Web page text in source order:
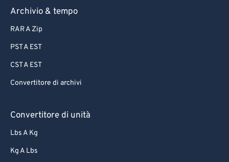
Archivio & tempo
RAR A Zip
PST A EST
CST A EST
Convertitore di archivi
Convertitore di unità
Lbs A Kg
Kg A Lbs